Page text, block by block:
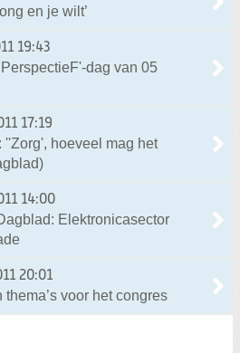
en je wilt’
19:43
dag van 05
17:19
hoeveel mag het
14:00
Elektronicasector
20:01
voor het congres